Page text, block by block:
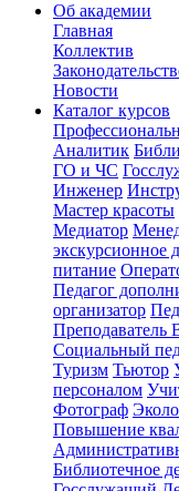
Об академии
Главная
Коллектив
Новости
Каталог курсов
Аналитик
ГО и ЧС
Инженер
Мастер красоты
Медиатор
экскурсионное
питание
Педагог
организатор
Социальный
Туризм Тьютор
персоналом
Фотограф
Повышение
Библиотечное